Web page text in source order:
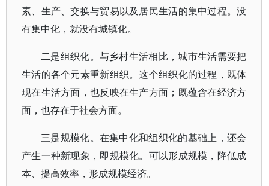
素、生产、交换与贸易以及居民生活的集中过程。没
有集中化，就没有城镇化。
二是组织化。与乡村生活相比，城市生活需要把
生活的各个元素重新组织。这个组织化的过程，既体
现在生活方面，也反映在生产方面；既蕴含在经济方
面，也存在于社会方面。
三是规模化。在集中化和组织化的基础上，还会
产生一种新现象，即规模化。可以形成规模，降低成
本、提高效率，形成规模经济。